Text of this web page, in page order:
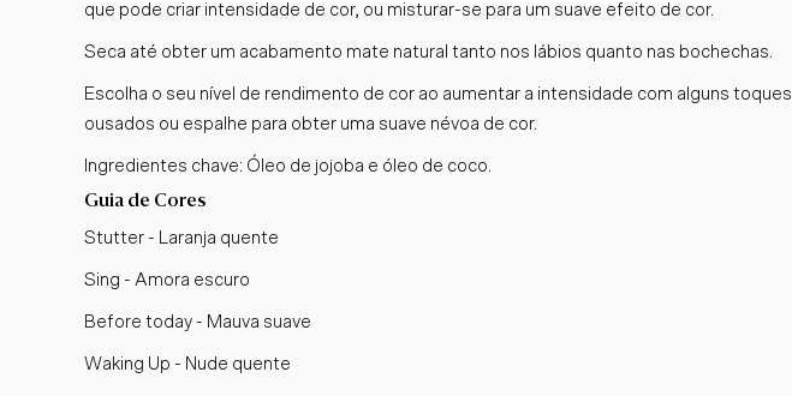
que pode criar intensidade de cor, ou misturar-se para um suave efeito de cor.
Seca até obter um acabamento mate natural tanto nos lábios quanto nas bochechas.
Escolha o seu nível de rendimento de cor ao aumentar a intensidade com alguns toques
ousados ou espalhe para obter uma suave névoa de cor.
Ingredientes chave: Óleo de jojoba e óleo de coco.
Guia de Cores
Stutter - Laranja quente
Sing - Amora escuro
Before today - Mauva suave
Waking Up - Nude quente